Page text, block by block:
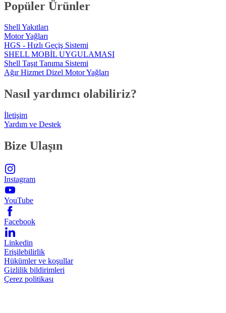
Popüler Ürünler
Shell Yakıtları
Motor Yağları
HGS - Hızlı Geçiş Sistemi
SHELL MOBİL UYGULAMASI
Shell Taşıt Tanıma Sistemi
Ağır Hizmet Dizel Motor Yağları
Nasıl yardımcı olabiliriz?
İletişim
Yardım ve Destek
Bize Ulaşın
Instagram
YouTube
Facebook
Linkedin
Erişilebilirlik
Hükümler ve koşullar
Gizlilik bildirimleri
Çerez politikası